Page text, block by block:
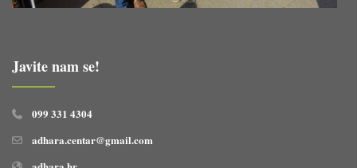
Javite nam se!
099 331 4304
adhara.centar@gmail.com